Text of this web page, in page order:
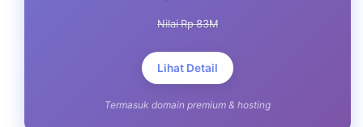
Nilai Rp 83M
Lihat Detail
Termasuk domain premium & hosting